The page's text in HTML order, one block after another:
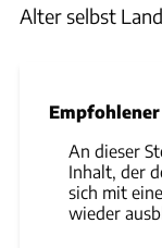
Alter selbst
An dieser
Inhalt, der
sich mit
wieder